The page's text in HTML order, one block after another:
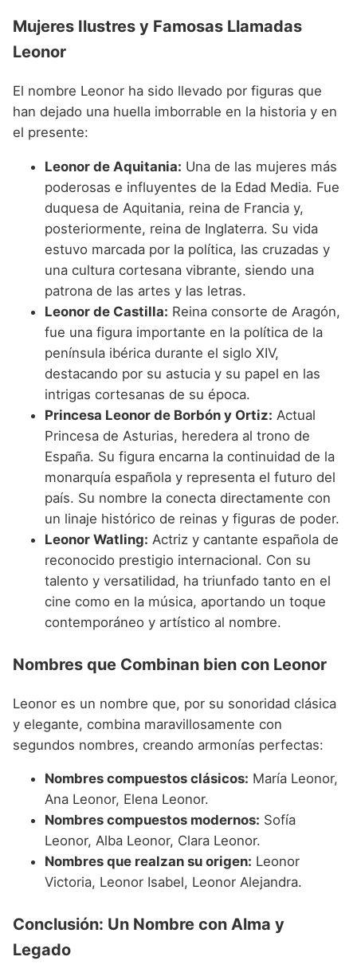
Mujeres Ilustres y Famosas Llamadas
Leonor
El nombre Leonor ha sido llevado por figuras que
han dejado una huella imborrable en la historia y en
el presente:
Leonor de Aquitania: Una de las mujeres más
poderosas e influyentes de la Edad Media. Fue
duquesa de Aquitania, reina de Francia y,
posteriormente, reina de Inglaterra. Su vida
estuvo marcada por la política, las cruzadas y
una cultura cortesana vibrante, siendo una
patrona de las artes y las letras.
Leonor de Castilla: Reina consorte de Aragón,
fue una figura importante en la política de la
península ibérica durante el siglo XIV,
destacando por su astucia y su papel en las
intrigas cortesanas de su época.
Princesa Leonor de Borbón y Ortiz: Actual
Princesa de Asturias, heredera al trono de
España. Su figura encarna la continuidad de la
monarquía española y representa el futuro del
país. Su nombre la conecta directamente con
un linaje histórico de reinas y figuras de poder.
Leonor Watling: Actriz y cantante española de
reconocido prestigio internacional. Con su
talento y versatilidad, ha triunfado tanto en el
cine como en la música, aportando un toque
contemporáneo y artístico al nombre.
Nombres que Combinan bien con Leonor
Leonor es un nombre que, por su sonoridad clásica
y elegante, combina maravillosamente con
segundos nombres, creando armonías perfectas:
Nombres compuestos clásicos: María Leonor,
Ana Leonor, Elena Leonor.
Nombres compuestos modernos: Sofía
Leonor, Alba Leonor, Clara Leonor.
Nombres que realzan su origen: Leonor
Victoria, Leonor Isabel, Leonor Alejandra.
Conclusión: Un Nombre con Alma y
Legado